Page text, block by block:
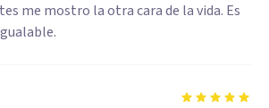
me mostro la otra cara de la vida. Es